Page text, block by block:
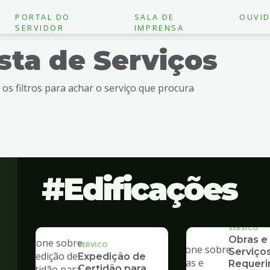
PORTAL DO
SERVIDOR
SALA DE
IMPRENSA
de Serviços
os filtros para achar o serviço que procura
Edificações
SERVICO
Expedição de
SERVICO
Obras e